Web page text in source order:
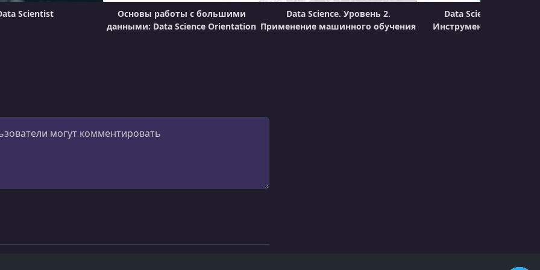
Scientist
Основы работы с большими
данными: Data Science Orientation
Data Science. Уровень 2.
Применение машинного обучения
Data Science.
Инструменты и